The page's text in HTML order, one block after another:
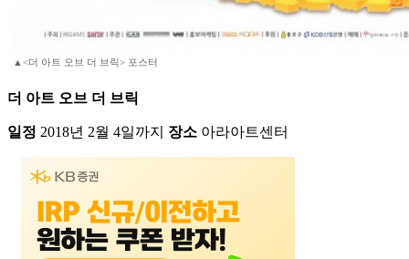
▲<더 아트 오브 더 브릭> 포스터
더 아트 오브 더 브릭
일정 2018년 2월 4일까지 장소 아라아트센터